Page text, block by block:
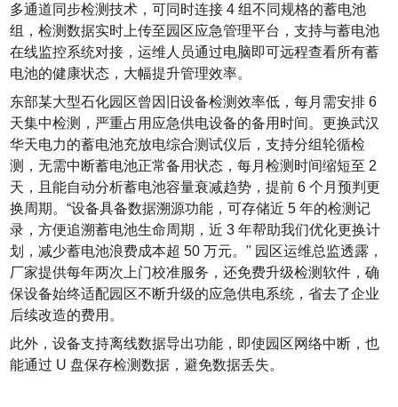
多通道同步检测技术，可同时连接 4 组不同规格的蓄电池
组，检测数据实时上传至园区应急管理平台，支持与蓄电池
在线监控系统对接，运维人员通过电脑即可远程查看所有蓄
电池的健康状态，大幅提升管理效率。
东部某大型石化园区曾因旧设备检测效率低，每月需安排 6
天集中检测，严重占用应急供电设备的备用时间。更换武汉
华天电力的蓄电池充放电综合测试仪后，支持分组轮循检
测，无需中断蓄电池正常备用状态，每月检测时间缩短至 2
天，且能自动分析蓄电池容量衰减趋势，提前 6 个月预判更
换周期。“设备具备数据溯源功能，可存储近 5 年的检测记
录，方便追溯蓄电池生命周期，近 3 年帮助我们优化更换计
划，减少蓄电池浪费成本超 50 万元。" 园区运维总监透露，
厂家提供每年两次上门校准服务，还免费升级检测软件，确
保设备始终适配园区不断升级的应急供电系统，省去了企业
后续改造的费用。
此外，设备支持离线数据导出功能，即使园区网络中断，也
能通过 U 盘保存检测数据，避免数据丢失。